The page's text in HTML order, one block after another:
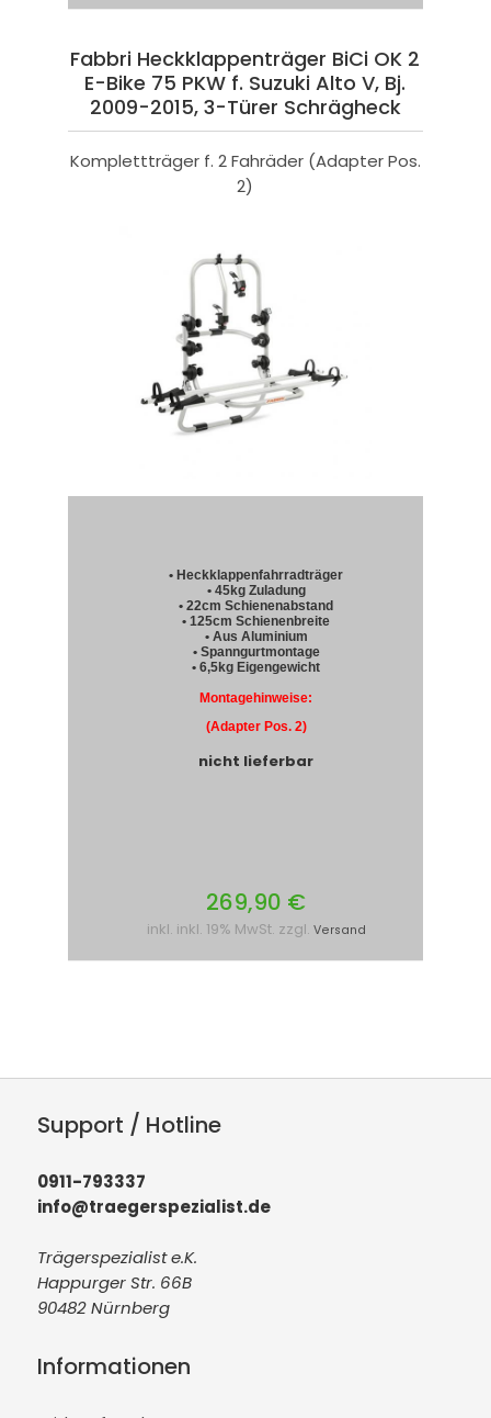
Fabbri Heckklappenträger BiCi OK 2
E-Bike 75 PKW f. Suzuki Alto V, Bj.
2009-2015, 3-Türer Schrägheck
Komplettträger f. 2 Fahräder (Adapter Pos.
2)
• Heckklappenfahrradträger
• 45kg Zuladung
• 22cm Schienenabstand
• 125cm Schienenbreite
• Aus Aluminium
• Spanngurtmontage
• 6,5kg Eigengewicht
Montagehinweise:
(Adapter Pos. 2)
nicht lieferbar
269,90 €
inkl. inkl. 19% MwSt. zzgl. Versand
Support / Hotline
0911-793337
info@traegerspezialist.de
Trägerspezialist e.K.
Happurger Str. 66B
90482 Nürnberg
Informationen